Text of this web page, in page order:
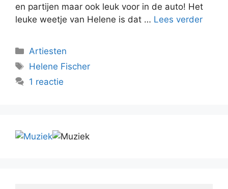
en partijen maar ook leuk voor in de auto! Het
leuke weetje van Helene is dat … Lees verder
Categorieën
Artiesten
Tags
Helene Fischer
1 reactie